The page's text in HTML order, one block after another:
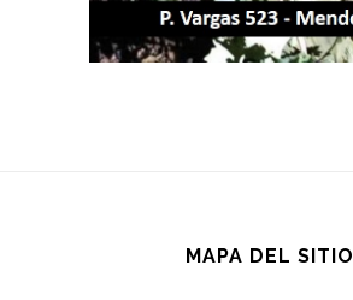
MAPA DEL SITIO